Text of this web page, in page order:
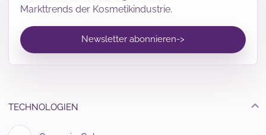
Markttrends der Kosmetikindustrie.
Newsletter abonnieren->
TECHNOLOGIEN